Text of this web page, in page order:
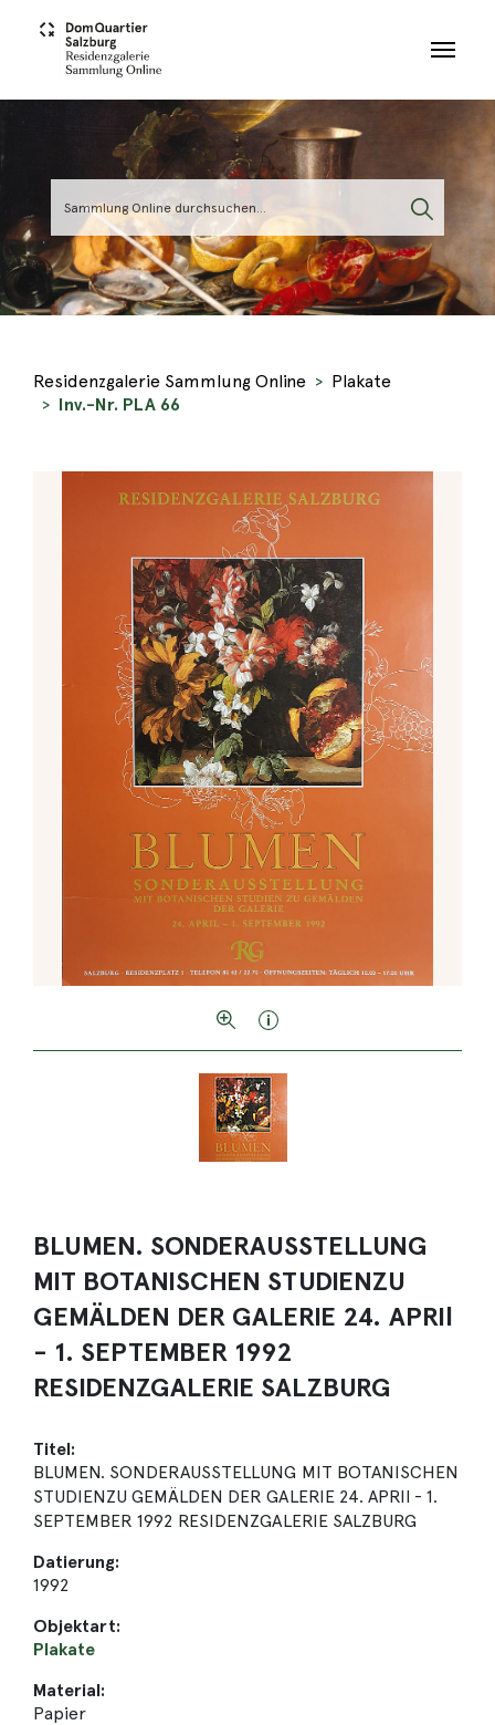
Residenzgalerie Sammlung Online
Plakate
Inv.-Nr. PLA 66
BLUMEN. SONDERAUSSTELLUNG
MIT BOTANISCHEN STUDIENZU
GEMÄLDEN DER GALERIE 24. APRIl
- 1. SEPTEMBER 1992
RESIDENZGALERIE SALZBURG
Titel:
BLUMEN. SONDERAUSSTELLUNG MIT BOTANISCHEN
STUDIENZU GEMÄLDEN DER GALERIE 24. APRIl - 1.
SEPTEMBER 1992 RESIDENZGALERIE SALZBURG
Datierung:
1992
Objektart:
Plakate
Material:
Papier